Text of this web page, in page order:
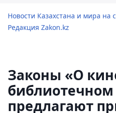
Новости Казахстана и мира на
Редакция Zakon.kz
Законы «О
библиотечном
предлагают